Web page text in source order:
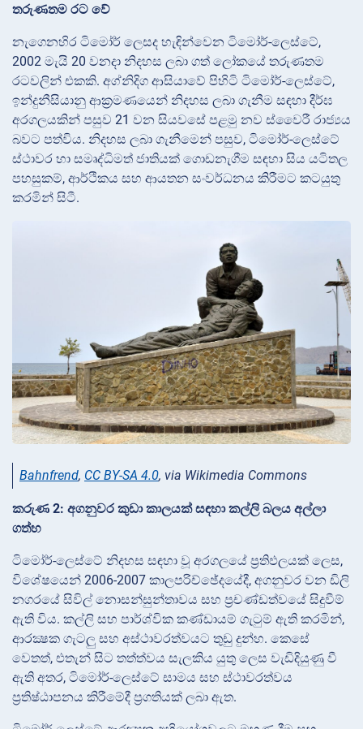
තරුණතම රට වේ
නැගෙනහිර ටිමෝර් ලෙසද හැඳින්වෙන ටිමෝර්-ලෙස්ටේ,
2002 මැයි 20 වනදා නිදහස ලබා ගත් ලෝකයේ තරුණතම
රටවලින් එකකි. අග්නිදිග ආසියාවේ පිහිටි ටිමෝර්-ලෙස්ටේ,
ඉන්දුනීසියානු ආක්‍රමණයෙන් නිදහස ලබා ගැනීම සඳහා දීර්ඝ
අරගලයකින් පසුව 21 වන සියවසේ පළමු නව ස්වෛරී රාජ්‍යය
බවට පත්විය. නිදහස ලබා ගැනීමෙන් පසුව, ටිමෝර්-ලෙස්ටේ
ස්ථාවර හා සමෘද්ධිමත් ජාතියක් ගොඩනැගීම සඳහා සිය යටිතල
පහසුකම්, ආර්ථිකය සහ ආයතන සංවර්ධනය කිරීමට කටයුතු
කරමින් සිටී.
Bahnfrend, CC BY-SA 4.0, via Wikimedia Commons
කරුණ 2: අගනුවර කුඩා කාලයක් සඳහා කල්ලි බලය අල්ලා
ගත්හ
ටිමෝර්-ලෙස්ටේ නිදහස සඳහා වූ අරගලයේ ප්‍රතිඵලයක් ලෙස,
විශේෂයෙන් 2006-2007 කාලපරිච්ඡේදයේදී, අගනුවර වන ඩිලි
නගරයේ සිවිල් නොසන්සුන්තාවය සහ ප්‍රචණ්ඩත්වයේ සිදුවීම්
ඇති විය. කල්ලි සහ පාර්ශ්වික කණ්ඩායම් ගැටුම් ඇති කරමින්,
ආරක්‍ෂක ගැටලු සහ අස්ථාවරත්වයට තුඩු දුන්හ. කෙසේ
වෙතත්, එතැන් සිට තත්ත්වය සැලකිය යුතු ලෙස වැඩිදියුණු වී
ඇති අතර, ටිමෝර්-ලෙස්ටේ සාමය සහ ස්ථාවරත්වය
ප්‍රතිෂ්ඨාපනය කිරීමේදී ප්‍රගතියක් ලබා ඇත.